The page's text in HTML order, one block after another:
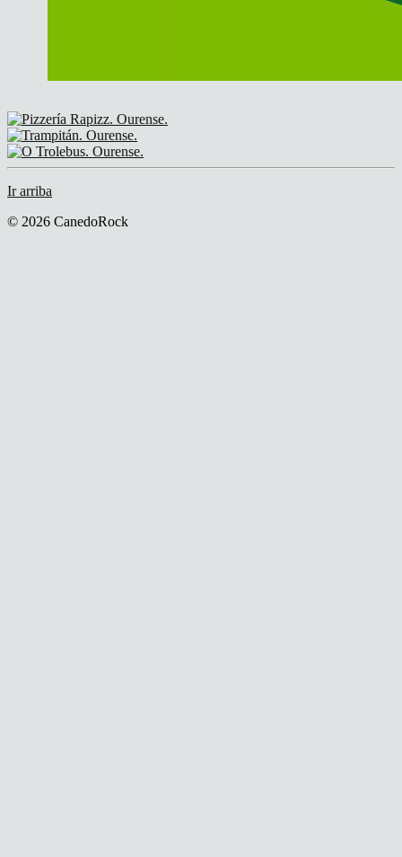
Ir arriba
© 2026 CanedoRock